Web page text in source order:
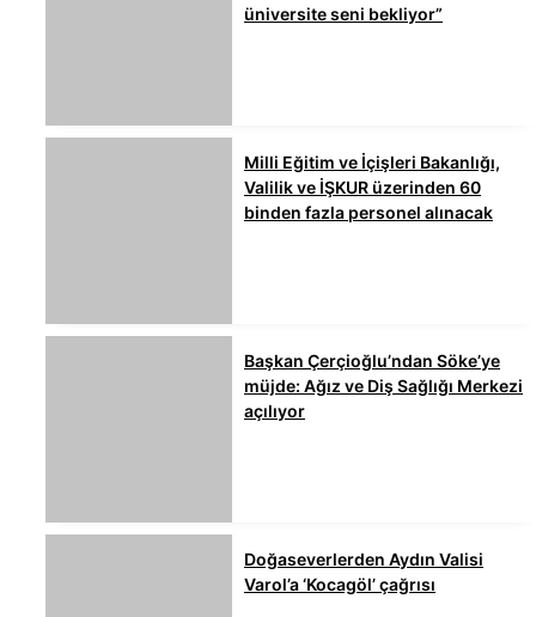
üniversite seni bekliyor”
Milli Eğitim ve İçişleri Bakanlığı,
Valilik ve İŞKUR üzerinden 60
binden fazla personel alınacak
Başkan Çerçioğlu’ndan Söke’ye
müjde: Ağız ve Diş Sağlığı Merkezi
açılıyor
Doğaseverlerden Aydın Valisi
Varol’a ‘Kocagöl’ çağrısı